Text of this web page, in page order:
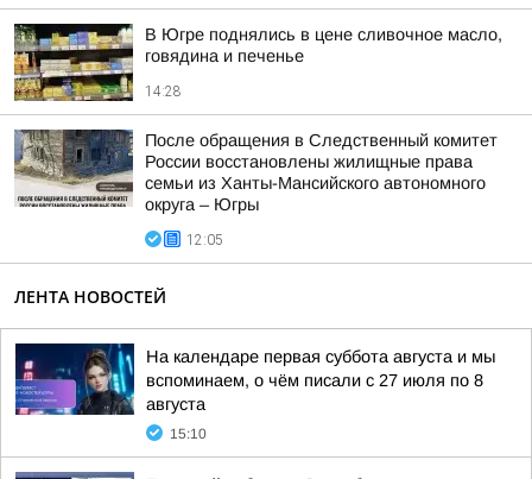
В Югре поднялись в цене сливочное масло,
говядина и печенье
14:28
После обращения в Следственный комитет
России восстановлены жилищные права
семьи из Ханты-Мансийского автономного
округа – Югры
12:05
ЛЕНТА НОВОСТЕЙ
На календаре первая суббота августа и мы
вспоминаем, о чём писали с 27 июля по 8
августа
15:10